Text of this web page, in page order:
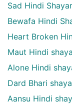
Sad Hindi
Bewafa Hindi
Heart Broken
Maut Hindi
Alone Hindi
Dard Bhari
Aansu Hindi